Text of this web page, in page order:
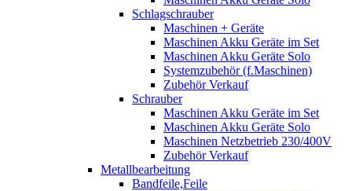
Schlagschrauber
Maschinen + Geräte
Maschinen Akku Geräte im Set
Maschinen Akku Geräte Solo
Systemzubehör (f.Maschinen)
Zubehör Verkauf
Schrauber
Maschinen Akku Geräte im Set
Maschinen Akku Geräte Solo
Maschinen Netzbetrieb 230/400V
Zubehör Verkauf
Metallbearbeitung
Bandfeile,Feile